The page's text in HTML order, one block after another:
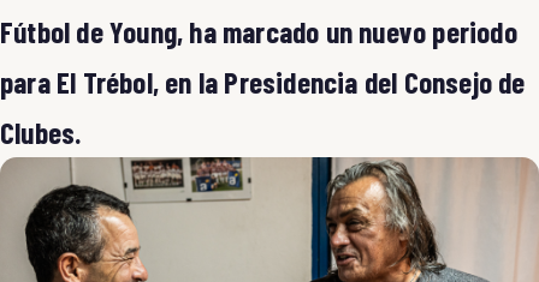
Fútbol de Young, ha marcado un nuevo periodo
para El Trébol, en la Presidencia del Consejo de
Clubes.